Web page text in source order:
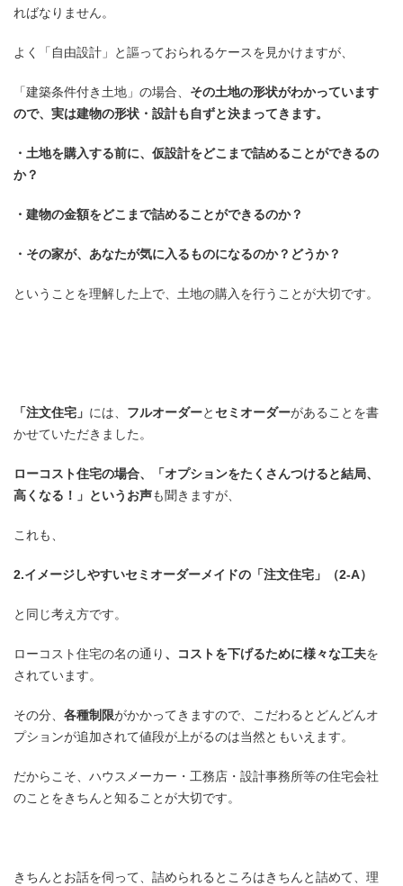
ればなりません。
よく「自由設計」と謳っておられるケースを見かけますが、
「建築条件付き土地」の場合、 その土地の形状がわかっています
ので、実は建物の形状・設計も自ずと決まってきます。
・土地を購入する前に、仮設計をどこまで詰めることができるの
か？
・建物の金額をどこまで詰めることができるのか？
・その家が、あなたが気に入るものになるのか？どうか？
ということを理解した上で、土地の購入を行うことが大切です。
「注文住宅」 には、 フルオーダーとセミオーダーがあることを書
かせていただきました。
ローコスト住宅の場合、「オプションをたくさんつけると結局、
高くなる！」というお声も聞きますが、
これも、
2.イメージしやすいセミオーダーメイドの「注文住宅」（2-A）
と同じ考え方です。
ローコスト住宅の名の通り 、コストを下げるために様々な工夫を
されています。
その分、 各種制限がかかってきますので、こだわるとどんどんオ
プションが追加されて値段が上がるのは当然ともいえます。
だからこそ、ハウスメーカー・工務店・設計事務所等の住宅会社
のことをきちんと知ることが大切です。
きちんとお話を伺って、詰められるところはきちんと詰めて、理